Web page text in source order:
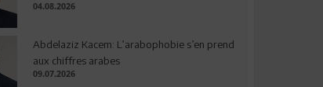
04.08.2026
Abdelaziz Kacem: L’arabophobie s’en prend
aux chiffres arabes
09.07.2026